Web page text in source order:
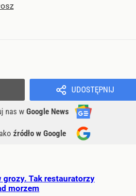
UDOSTĘPNIJ
nas w Google News
źródło w Google
grozy. Tak restauratorzy
morzem